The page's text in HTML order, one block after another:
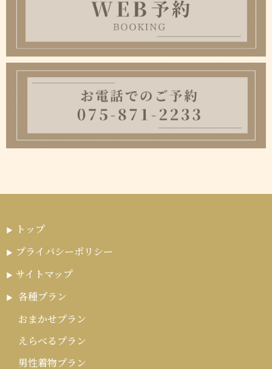
トップ
プライバシーポリシー
サイトマップ
各種プラン
おまかせプラン
えらべるプラン
男性着物プラン